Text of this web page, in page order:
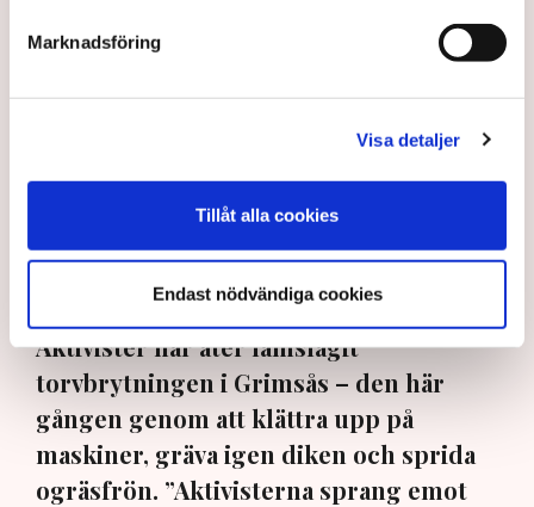
Marknadsföring
Visa detaljer
Tillåt alla cookies
Endast nödvändiga cookies
"Det är problematiskt att det finns organisationer som samlar
Rickard Axdorff, generalsekreterare på Svensk Torv, där
Neova är medlem. Bild: Privat, Svensk Torv, Anna Hållams/TT
Aktivister har åter lamslagit
torvbrytningen i Grimsås – den här
gången genom att klättra upp på
maskiner, gräva igen diken och sprida
ogräsfrön. ”Aktivisterna sprang emot